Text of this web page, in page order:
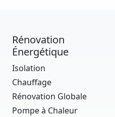
Rénovation
Énergétique
Isolation
Chauffage
Rénovation Globale
Pompe à Chaleur